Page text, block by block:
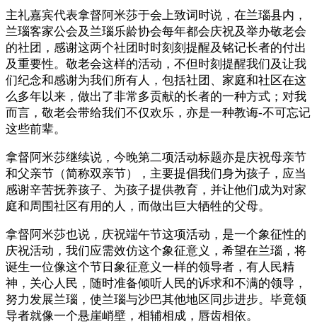
主礼嘉宾代表拿督阿米莎于会上致词时说，在兰瑙县内，
兰瑙客家公会及兰瑙乐龄协会每年都会庆祝及举办敬老会
的社团，感谢这两个社团时时刻刻提醒及铭记长者的付出
及重要性。敬老会这样的活动，不但时刻提醒我们及让我
们纪念和感谢为我们所有人，包括社团、家庭和社区在这
么多年以来，做出了非常多贡献的长者的一种方式；对我
而言，敬老会带给我们不仅欢乐，亦是一种教诲-不可忘记
这些前辈。
拿督阿米莎继续说，今晚第二项活动标题亦是庆祝母亲节
和父亲节（简称双亲节），主要提倡我们身为孩子，应当
感谢辛苦抚养孩子、为孩子提供教育，并让他们成为对家
庭和周围社区有用的人，而做出巨大牺牲的父母。
拿督阿米莎也说，庆祝端午节这项活动，是一个象征性的
庆祝活动，我们应需效仿这个象征意义，希望在兰瑙，将
诞生一位像这个节日象征意义一样的领导者，有人民精
神，关心人民，随时准备倾听人民的诉求和不满的领导，
努力发展兰瑙，使兰瑙与沙巴其他地区同步进步。毕竟领
导者就像一个悬崖峭壁，相辅相成，唇齿相依。